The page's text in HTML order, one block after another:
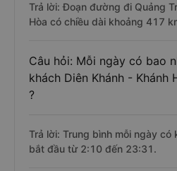
Trả lời: Đoạn đường đi Quảng
Hòa có chiều dài khoảng 417
Câu hỏi: Mỗi ngày có bao
khách Diên Khánh - Khánh
?
Trả lời: Trung bình mỗi ngày
bắt đầu từ 2:10 đến 23:31.